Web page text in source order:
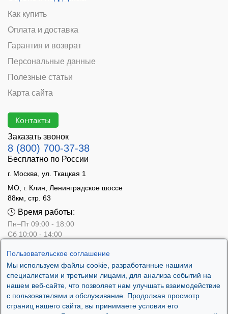
Пользовательское соглашение
Мы используем файлы cookie, разработанные нашими
специалистами и третьими лицами, для анализа событий на
нашем веб-сайте, что позволяет нам улучшать взаимодействие
с пользователями и обслуживание. Продолжая просмотр
страниц нашего сайта, вы принимаете условия его
Как купить
Оплата и доставка
Гарантия и возврат
Персональные данные
Полезные статьи
Карта сайта
Контакты
Заказать звонок
8 (800) 700-37-38
Бесплатно по России
г. Москва, ул. Ткацкая 1
МО, г. Клин, Ленинградское шоссе
88км, стр. 63
Время работы:
Пн–Пт 09:00 - 18:00
Сб 10:00 - 14:00